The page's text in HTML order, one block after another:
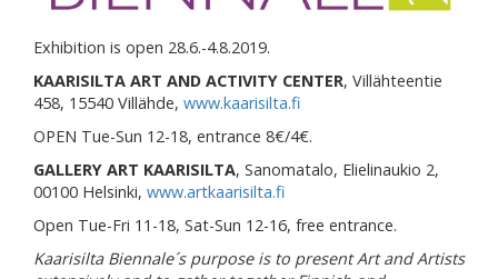
Exhibition is open 28.6.-4.8.2019.
KAARISILTA ART AND ACTIVITY CENTER, Villähteentie
458, 15540 Villähde, www.kaarisilta.fi
OPEN Tue-Sun 12-18, entrance 8€/4€.
GALLERY ART KAARISILTA, Sanomatalo, Elielinaukio 2,
00100 Helsinki, www.artkaarisilta.fi
Open Tue-Fri 11-18, Sat-Sun 12-16, free entrance.
Kaarisilta Biennale´spurpose is to present Art and Artists